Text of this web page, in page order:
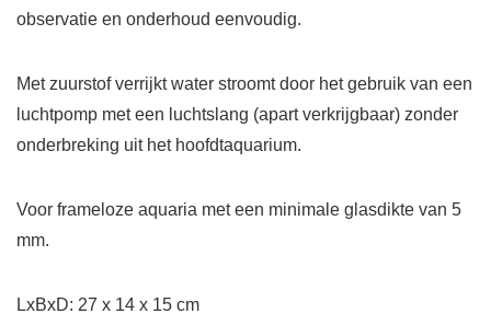
observatie en onderhoud eenvoudig.
Met zuurstof verrijkt water stroomt door het gebruik van een
luchtpomp met een luchtslang (apart verkrijgbaar) zonder
onderbreking uit het hoofdtaquarium.
Voor frameloze aquaria met een minimale glasdikte van 5
mm.
LxBxD: 27 x 14 x 15 cm